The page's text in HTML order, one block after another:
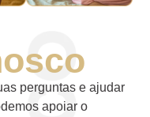
perguntas e ajudar
apoiar o